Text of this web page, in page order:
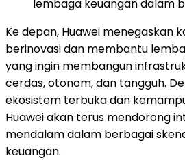
lembaga keuangan dalam
Ke depan, Huawei menegaskan
berinovasi dan membantu
yang ingin membangun
cerdas, otonom, dan tangguh.
ekosistem terbuka dan
Huawei akan terus mendorong
mendalam dalam berbagai
keuangan.